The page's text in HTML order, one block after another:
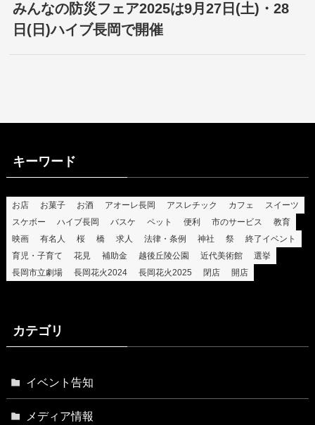
みんなの防災フェア2025は9月27日(土)・28
日(日)ハイブ長岡で開催
キーワード
お店 お菓子 お酒 アオーレ長岡 アスレチック カフェ
スイーツ
スケボー
ハイブ長岡 バスケ ペット 便利 市のサービス
教育
映画
有名人 桜 橋 求人 法律・条例 神社 祭
終了イベント
育児・子育て
花見 補助金 越後丘陵公園 近代美術館
選挙
長岡市立劇場
長岡花火2024 長岡花火2025 閉店 開店
カテゴリ
イベント告知
メディア情報